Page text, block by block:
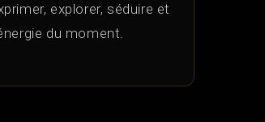
explorer, séduire et
du moment.